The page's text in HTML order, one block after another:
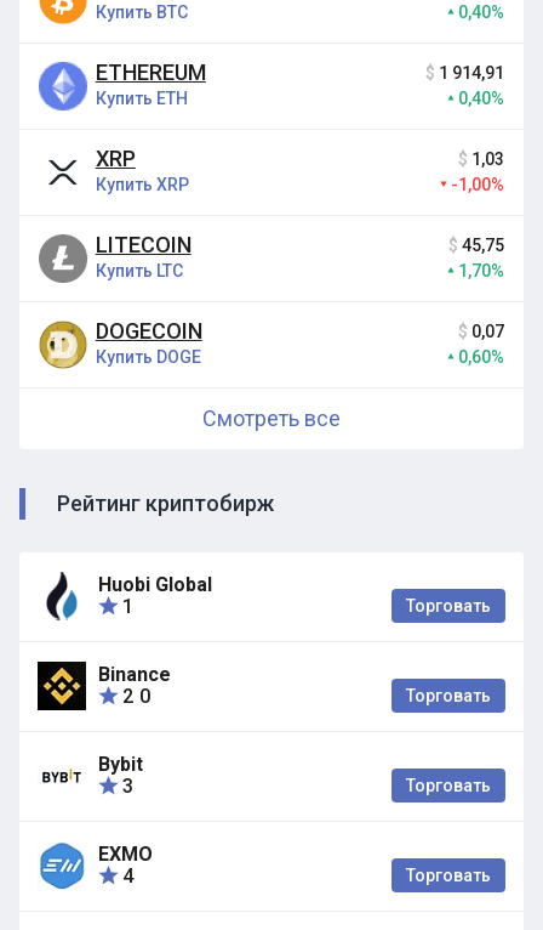
Купить BTC
0,40%
ETHEREUM
Купить ETH
$ 1 914,91
0,40%
XRP
Купить XRP
$ 1,03
-1,00%
LITECOIN
Купить LTC
$ 45,75
1,70%
DOGECOIN
Купить DOGE
$ 0,07
0,60%
Смотреть все
Рейтинг криптобирж
Huobi Global
1
Торговать
Binance
2 0 Торговать
Bybit
3
Торговать
EXMO
4
Торговать